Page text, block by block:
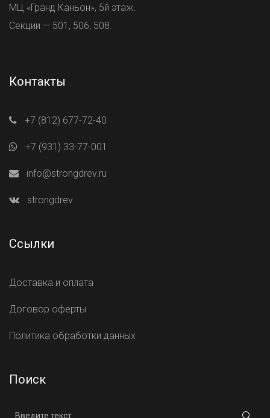
МЦ «Гранд Каньон», 5й этаж.
Секции — 501, 506, 508.
Контакты
+7 (812) 677-72-40
+7 (931) 33-77-001
info@strongdrev.ru
strongdrev
Ссылки
Доставка и оплата
Договор оферты
Политика обработки данных
Поиск